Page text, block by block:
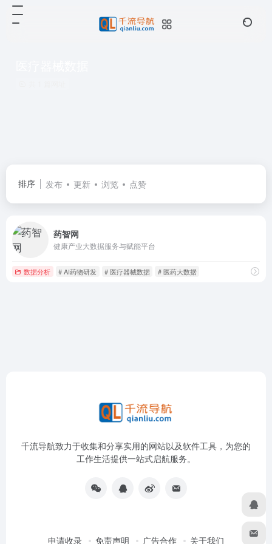
排序 发布 更新 浏览 点赞
药智网
健康产业大数据服务与赋能平台
数据分析 # AI药物研发 # 医疗器械数据 # 医药大数据
千流导航致力于收集和分享实用的网站以及软件工具，为您的
工作生活提供一站式启航服务。
申请收录 免责声明 广告合作 关于我们